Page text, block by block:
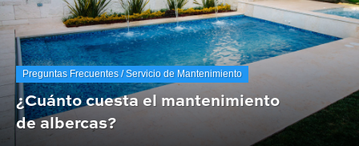
Preguntas Frecuentes / Servicio de Mantenimiento
¿Cuánto cuesta el mantenimiento
de albercas?